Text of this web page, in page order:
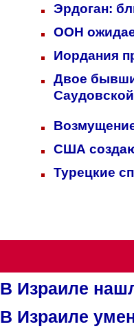
Эрдоган:
ООН
Иордания
Двое
США
Турецкие
В Израиле
В Израиле